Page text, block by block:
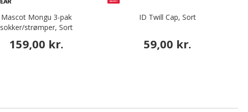
Mascot Mongu 3-pak
sokker/strømper, Sort
159,00 kr.
ID Twill Cap, Sort
59,00 kr.